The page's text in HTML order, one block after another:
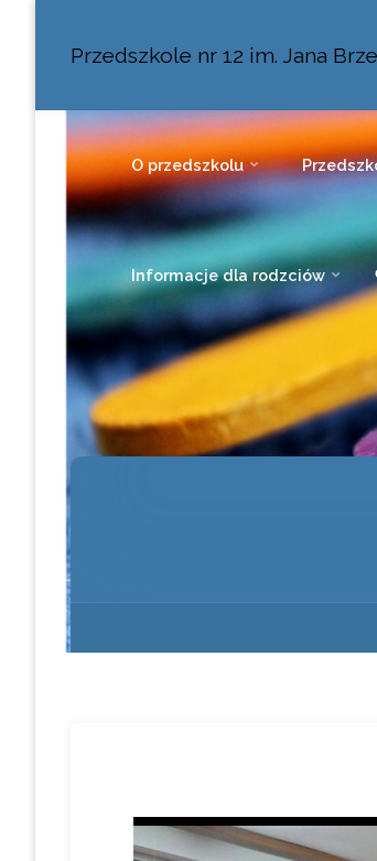
Przedszkole nr 12 im. Jana
O przedszkolu
Informacje dla rodzciów